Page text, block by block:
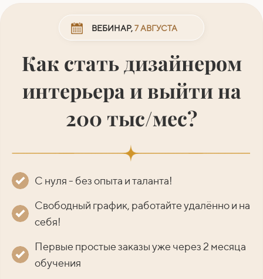
ВЕБИНАР,7 АВГУСТА
Как стать дизайнером
интерьера и выйти на
200 тыс/мес?
С нуля - без опыта и таланта!
Свободный график, работайте удалённо и на
себя!
Первые простые заказы уже через 2 месяца
обучения